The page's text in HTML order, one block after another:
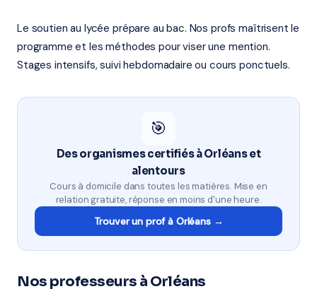
Le soutien au lycée prépare au bac. Nos profs maîtrisent le
programme et les méthodes pour viser une mention.
Stages intensifs, suivi hebdomadaire ou cours ponctuels.
🎯
Des organismes certifiés à Orléans et
alentours
Cours à domicile dans toutes les matières. Mise en
relation gratuite, réponse en moins d'une heure.
Trouver un prof à Orléans →
Nos professeurs à Orléans